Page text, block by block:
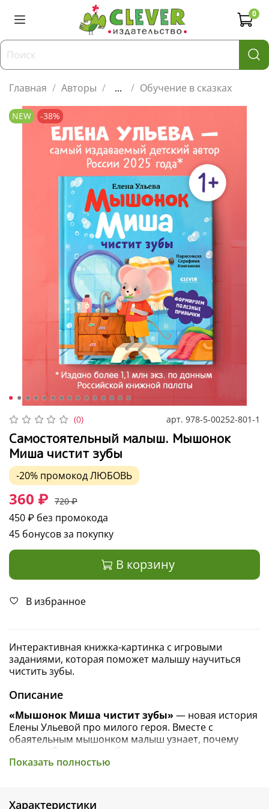
0
Главная Авторы ... Обучение в сказках
NEW -38%
(0) арт. 978-5-00252-801-1
Самостоятельный малыш. Мышонок
Миша чистит зубы
-20% промокодЛЮБОВЬ
360 ₽ 720 ₽
450 ₽ без промокода
45 бонусов за покупку
В корзину
В избранное
Интерактивная книжка-картинка с игровыми
заданиями, которая поможет малышу научиться
чистить зубы.
Описание
«Мышонок Миша чистит зубы» — новая история
Елены Ульевой про милого героя. Вместе с
обаятельным мышонком малыш узнает, почему
важно заботиться о зубах каждый день, и научится
пользоваться щеткой и пастой. А интерактивные
Показать полностью
Характеристики